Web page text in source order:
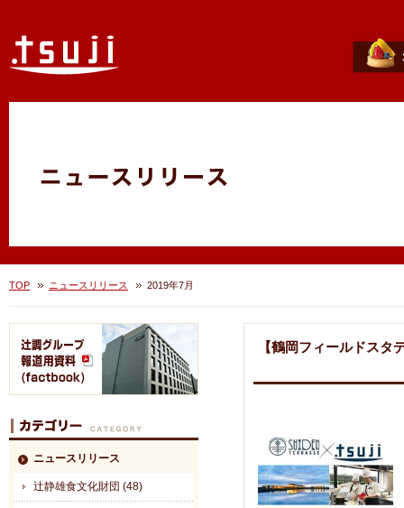
TOP ニュースリリース 2019年7月
【鶴岡フィールドス
ニュースリリース
辻静雄食文化財団 (48)